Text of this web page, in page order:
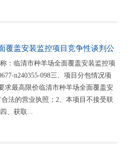
覆盖安装监控项目竞争性谈判公
：临清市种羊场全面覆盖安装监控项
n240355-098三、项目分包情况项
求最高限价临清市种羊场全面覆盖安
法的营业执照；2、本项目不接受联
、获取...